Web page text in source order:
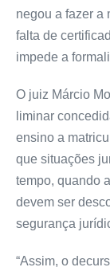
negou a fazer a
falta de
impede a
O juiz Márcio
liminar
ensino a
que situações
tempo, quando
devem ser
segurança
“Assim, o